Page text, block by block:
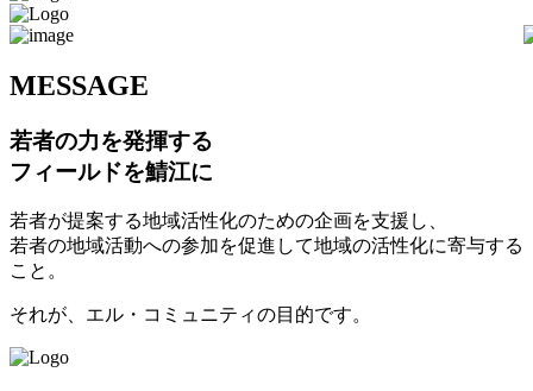
MESSAGE
若者の力を発揮する
フィールドを鯖江に
若者が提案する地域活性化のための企画を支援し、
若者の地域活動への参加を促進して地域の活性化に寄与する
こと。
それが、エル・コミュニティの目的です。